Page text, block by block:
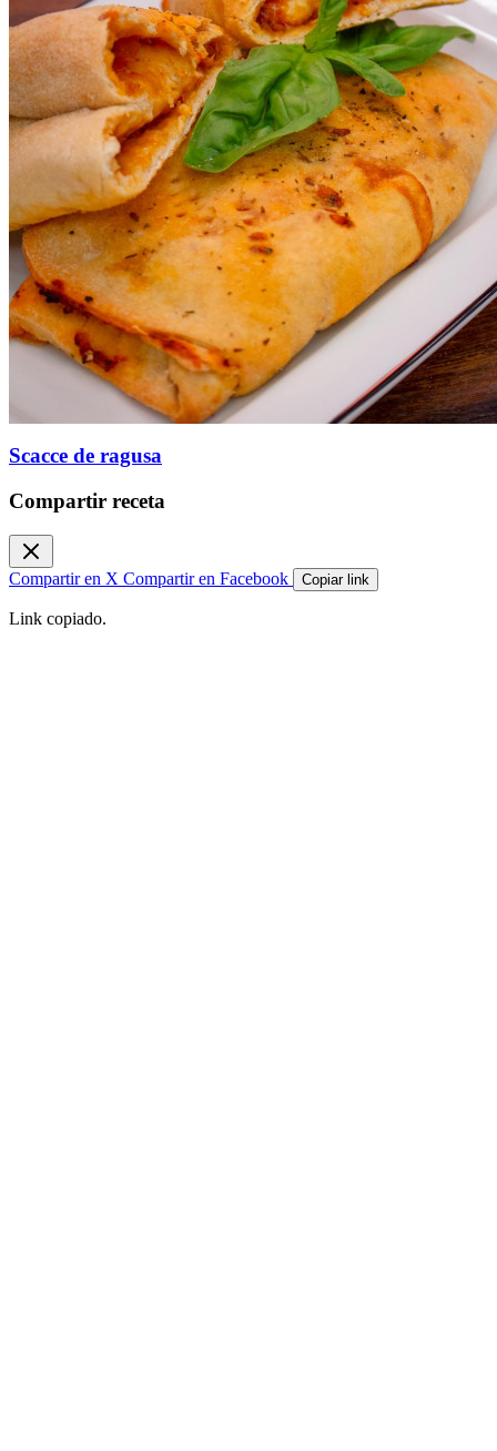
Scacce de ragusa
Compartir receta
Compartir en X Compartir en Facebook Copiar link
Link copiado.